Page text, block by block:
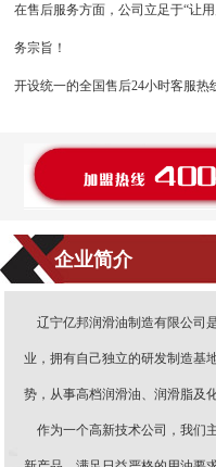
在售后服务方面，公司立足于“让
务宗旨！
开设统一的全国售后24小时客服热
企业简介
辽宁亿邦润滑油制造有限公司
业，拥有自己独立的研发制造
势，从事高档润滑油、润滑脂及
作为一个高新技术公司，我们